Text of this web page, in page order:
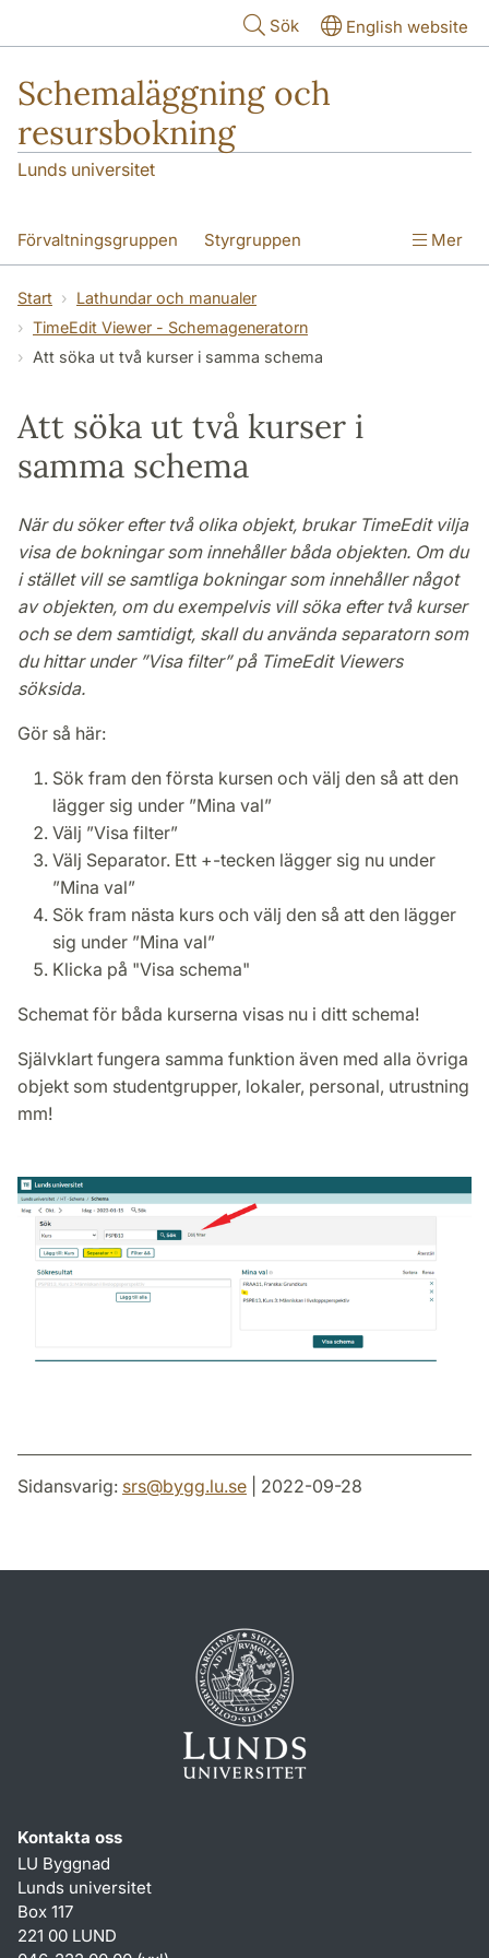
Sök English website
Schemaläggning och
resursbokning
Lunds universitet
Förvaltningsgruppen Styrgruppen
Processledare Utbildningar och kurser
Om bokning och beställning
Beställning nästa termin
Information till dig som är ekonom
Lokalöversikter på Lunds universitet
Lathundar och manualer
Definitioner och konfiguration
Stark autentisering för inloggning i TimeEdit
Mer
Start
Lathundar och manualer
TimeEdit Viewer - Schemageneratorn
Att söka ut två kurser i samma schema
Att söka ut två kurser i
samma schema
När du söker efter två olika objekt, brukar TimeEdit vilja
visa de bokningar som innehåller båda objekten. Om du
i stället vill se samtliga bokningar som innehåller något
av objekten, om du exempelvis vill söka efter två kurser
och se dem samtidigt, skall du använda separatorn som
du hittar under ”Visa filter” på TimeEdit Viewers
söksida.
Gör så här:
Sök fram den första kursen och välj den så att den
lägger sig under ”Mina val”
Välj ”Visa filter”
Välj Separator. Ett +-tecken lägger sig nu under
”Mina val”
Sök fram nästa kurs och välj den så att den lägger
sig under ”Mina val”
Klicka på "Visa schema"
Schemat för båda kurserna visas nu i ditt schema!
Självklart fungera samma funktion även med alla övriga
objekt som studentgrupper, lokaler, personal, utrustning
mm!
Sidansvarig: srs@bygg.lu.se | 2022-09-28
Kontakta oss
LU Byggnad
Lunds universitet
Box 117
221 00 LUND